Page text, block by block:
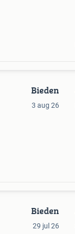
Bieden
3 aug 26
Bieden
29 jul 26